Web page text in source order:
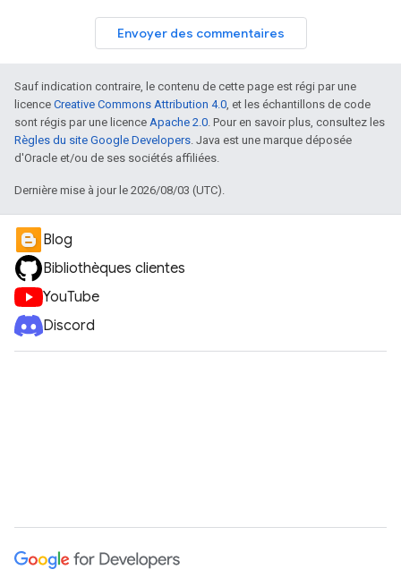
Envoyer des commentaires
Sauf indication contraire, le contenu de cette page est régi par une
licence Creative Commons Attribution 4.0, et les échantillons de code
sont régis par une licence Apache 2.0. Pour en savoir plus, consultez les
Règles du site Google Developers. Java est une marque déposée
d'Oracle et/ou de ses sociétés affiliées.
Dernière mise à jour le 2026/08/03 (UTC).
Blog
Bibliothèques clientes
YouTube
Discord